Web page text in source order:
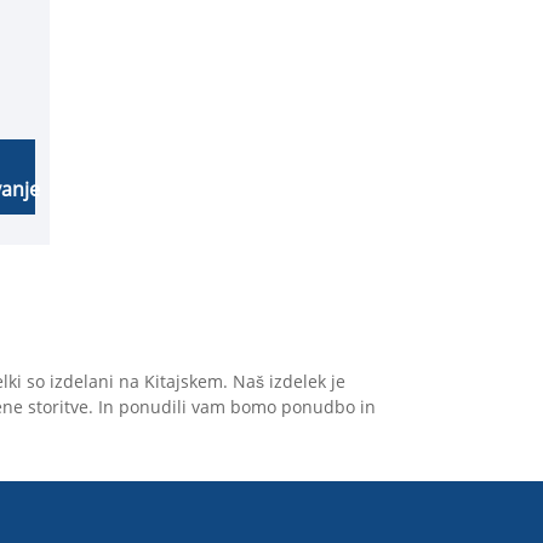
so izdelani na Kitajskem. Naš izdelek je
storitve. In ponudili vam bomo ponudbo in